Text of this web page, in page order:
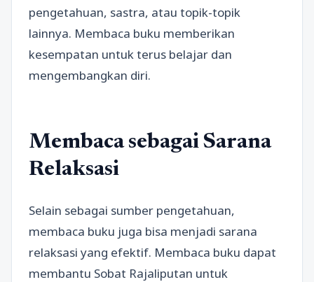
pengetahuan, sastra, atau topik-topik
lainnya. Membaca buku memberikan
kesempatan untuk terus belajar dan
mengembangkan diri.
Membaca sebagai Sarana
Relaksasi
Selain sebagai sumber pengetahuan,
membaca buku juga bisa menjadi sarana
relaksasi yang efektif. Membaca buku dapat
membantu Sobat Rajaliputan untuk